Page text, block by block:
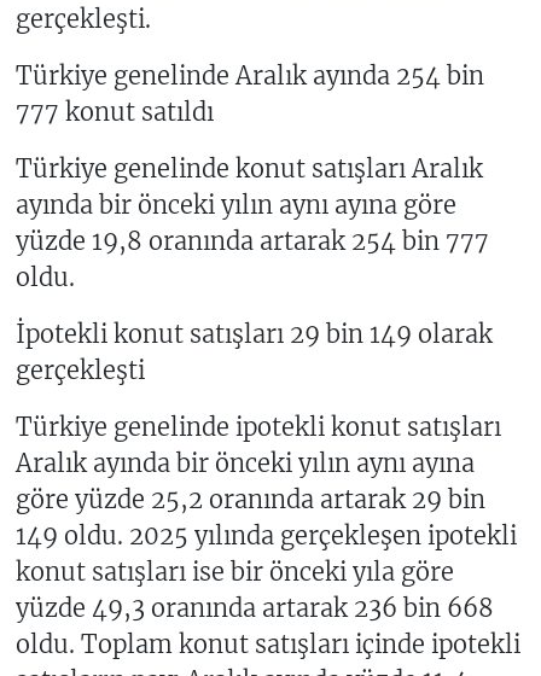
gerçekleşti.
Türkiye genelinde Aralık ayında 254 bin
777 konut satıldı
Türkiye genelinde konut satışları Aralık
ayında bir önceki yılın aynı ayına göre
yüzde 19,8 oranında artarak 254 bin 777
oldu.
İpotekli konut satışları 29 bin 149 olarak
gerçekleşti
Türkiye genelinde ipotekli konut satışları
Aralık ayında bir önceki yılın aynı ayına
göre yüzde 25,2 oranında artarak 29 bin
149 oldu. 2025 yılında gerçekleşen ipotekli
konut satışları ise bir önceki yıla göre
yüzde 49,3 oranında artarak 236 bin 668
oldu. Toplam konut satışları içinde ipotekli